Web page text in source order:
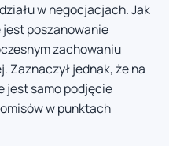
w negocjacjach. Jak
jest poszanowanie
zachowaniu
Zaznaczył jednak, że na
jest samo podjęcie
w punktach